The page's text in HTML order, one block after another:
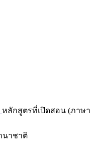
หลักสูตรที่เปิดสอน (ภาษา
นาชาติ